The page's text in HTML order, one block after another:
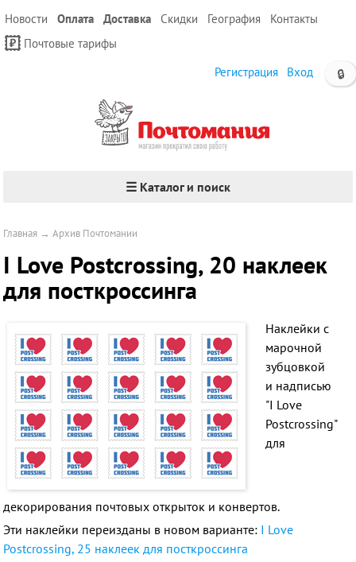
Новости Оплата Доставка Скидки География
Контакты
Почтовые тарифы
🔒
Регистрация Вход
☰ Каталог и поиск
Главная →Архив Почтомании
I Love Postcrossing, 20 наклеек
для посткроссинга
Наклейкис
марочной
зубцовкой
и надписью
"I Love
Postcrossing"
для
декорирования почтовых открыток и конвертов.
Эти наклейки переизданы в новом варианте: I Love
Postcrossing, 25 наклеек для посткроссинга